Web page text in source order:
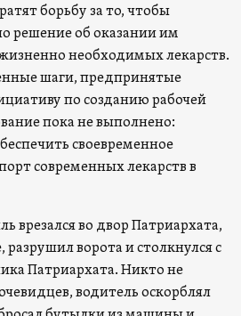
борьбу за то, чтобы
решение об оказании им
необходимых лекарств.
шаги, предпринятые
по созданию рабочей
пока не выполнено:
своевременное
современных лекарств в
врезался во двор Патриархата,
ворота и столкнулся с
Патриархата. Никто не
водитель оскорблял